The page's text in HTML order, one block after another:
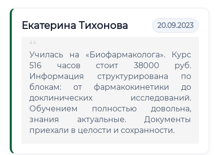
Екатерина Тихонова 20.09.2023
Училась на «Биофармаколога». Курс
516 часов стоит 38000 руб.
Информация структурирована по
блокам: от фармакокинетики до
доклинических исследований.
Обучением полностью довольна,
знания актуальные. Документы
приехали в целости и сохранности.